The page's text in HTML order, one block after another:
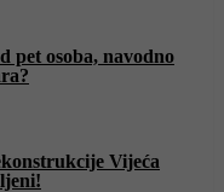
pet osoba, navodno
Vijeća